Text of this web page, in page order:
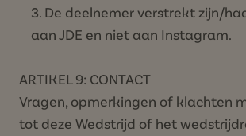
De deelnemer verstrekt zijn/
aan JDE en niet aan Instagram.
ARTIKEL 9: CONTACT
Vragen, opmerkingen of klachten
tot deze Wedstrijd of het